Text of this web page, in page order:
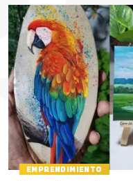
EMPRENDIMIENTO